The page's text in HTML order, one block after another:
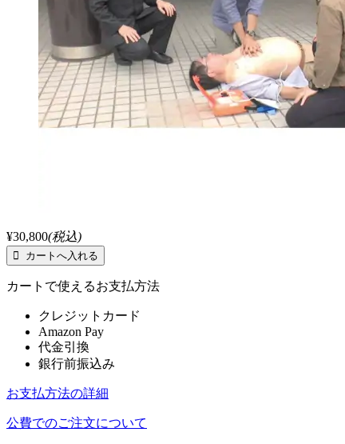
¥30,800(税込)
カートで使えるお支払方法
クレジットカード
Amazon Pay
代金引換
銀行前振込み
お支払方法の詳細
公費でのご注文について